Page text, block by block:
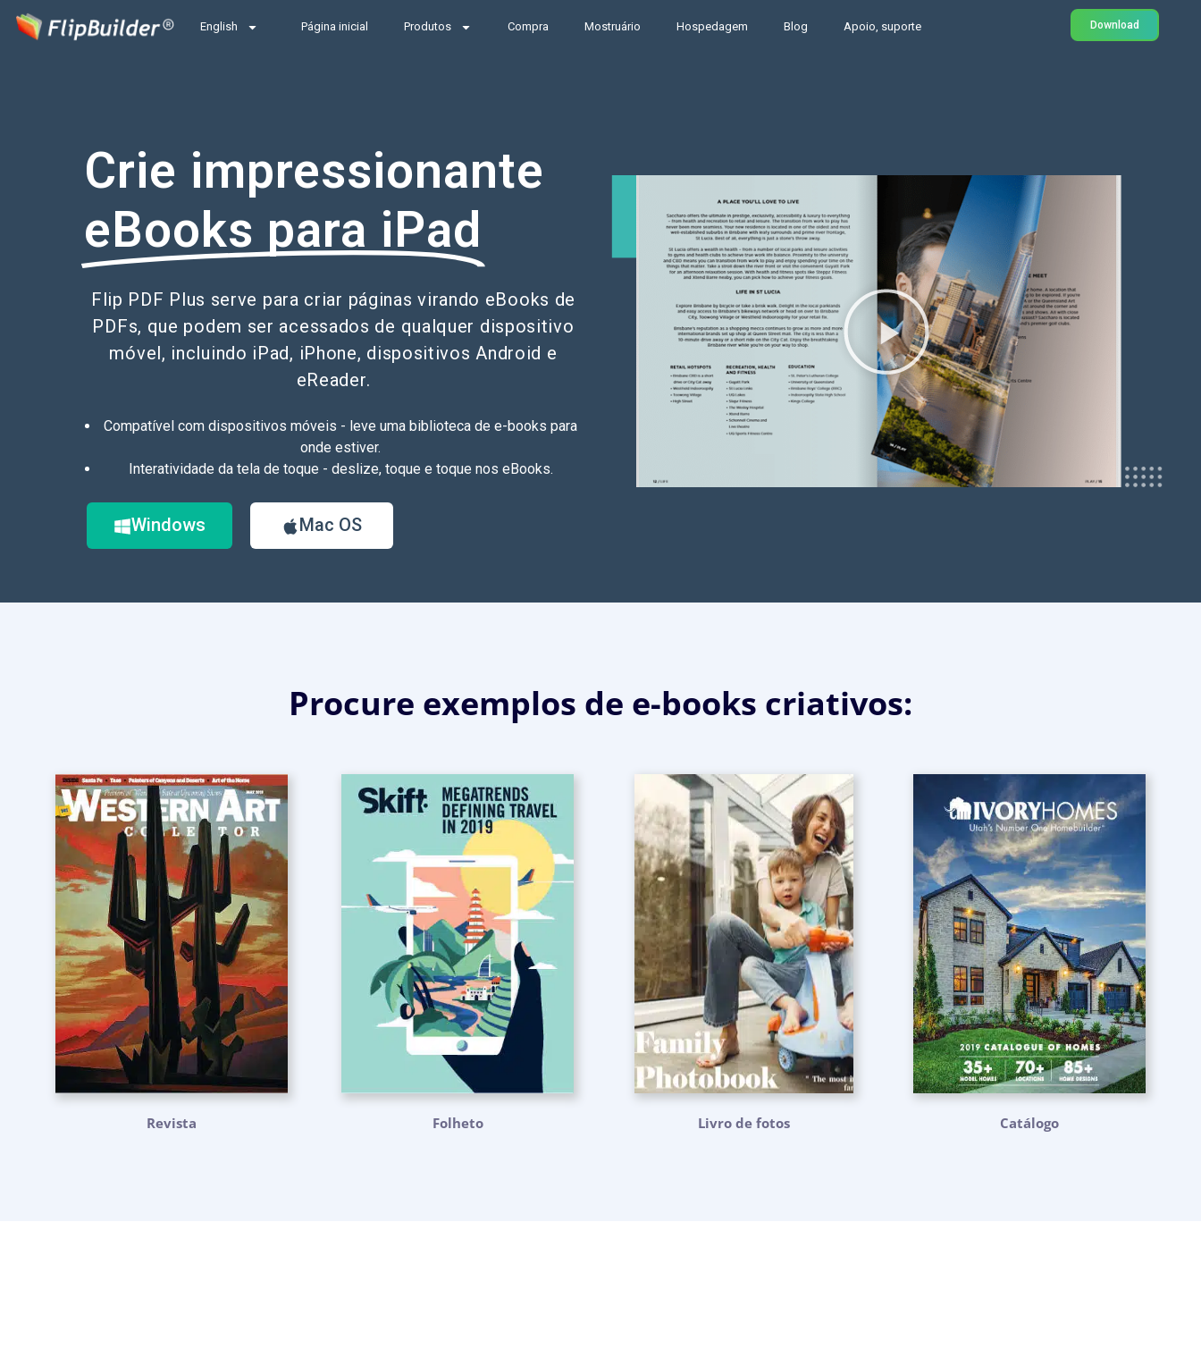
English Página inicial Produtos Compra Mostruário Hospedagem Blog Apoio, suporte Download
Crie impressionante
eBooks para iPad
Flip PDF Plus serve para criar páginas virando eBooks de
PDFs, que podem ser acessados de qualquer dispositivo
móvel, incluindo iPad, iPhone, dispositivos Android e
eReader.
Compatível com dispositivos móveis - leve uma biblioteca de e-books para
onde estiver.
Interatividade da tela de toque - deslize, toque e toque nos eBooks.
Windows Mac OS
Procure exemplos de e-books criativos:
Revista Folheto Livro de fotos Catálogo